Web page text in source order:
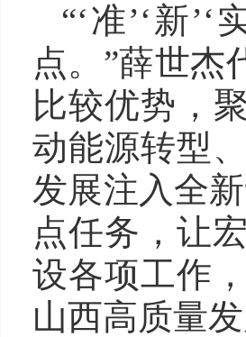
“‘准’‘新
点。”薛世杰
比较优势，
动能源转型
发展注入全
点任务，让
设各项工作
山西高质量